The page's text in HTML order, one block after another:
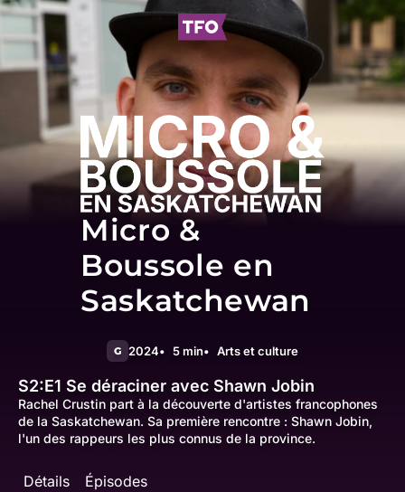
Micro &
Boussole en
Saskatchewan
G 2024 5 min Arts et culture
S2:E1 Se déraciner avec Shawn Jobin
Rachel Crustin part à la découverte d'artistes francophones
de la Saskatchewan. Sa première rencontre : Shawn Jobin,
l'un des rappeurs les plus connus de la province.
Détails Épisodes